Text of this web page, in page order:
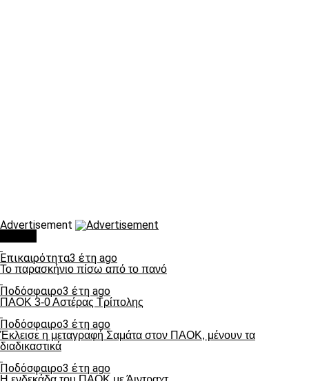
Advertisement
Επικαιρότητα3 έτη ago
Το παρασκήνιο πίσω από το πανό
Ποδόσφαιρο3 έτη ago
ΠΑΟΚ 3-0 Αστέρας Τρίπολης
Ποδόσφαιρο3 έτη ago
Έκλεισε η μεταγραφή Σαμάτα στον ΠΑΟΚ, μένουν τα
διαδικαστικά
Ποδόσφαιρο3 έτη ago